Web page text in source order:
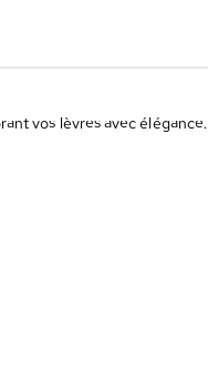
vos lèvres avec élégance.